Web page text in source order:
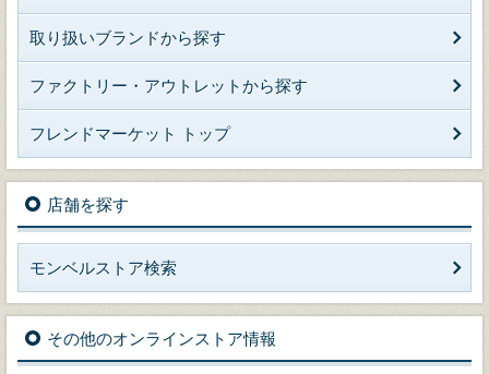
取り扱いブランドから探す
ファクトリー・アウトレットから探す
フレンドマーケット トップ
店舗を探す
モンベルストア検索
その他のオンラインストア情報